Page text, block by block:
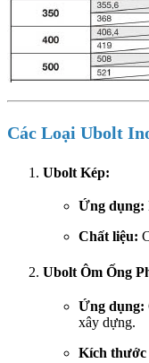
Các Loại Ubolt
Ubolt Kép:
Ứng dụng:
Chất liệu:
Ubolt Ôm Ống
Ứng dụng:
xây dựng.
Kích thước